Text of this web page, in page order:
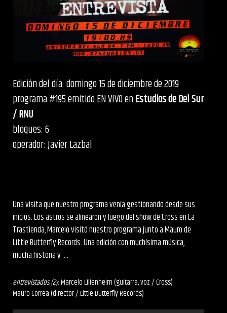
Edición del día: domingo 15 de diciembre de 2019
programa #195 emitido EN VIVO enEstudios de Del Sur
/ RNU
bloques: 6
operador: Javier Lazbal
Una visita que nuestro programa venía gestionando desde sus
inicios. Los astros se alinearon y luego del show de Cross en La
Trastienda, Marcelo visitó nuestro programa junto a Mauro de
Little Butterfly Records. Una edición con muchísima música,
mucha historia y ....
entrevistados (2): Marcelo Lilienheim (guitarra, voz / Cross)
Mauro Correa (director / Little Butterfly Records)